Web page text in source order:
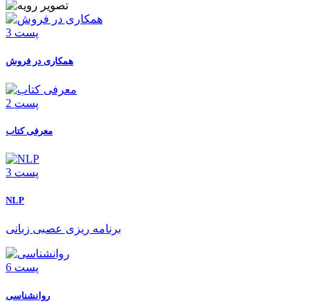
3 پست
همکاری در فروش
2 پست
معرفی کتاب
3 پست
NLP
برنامه ریزی عصبی زبانی
6 پست
روانشناسی